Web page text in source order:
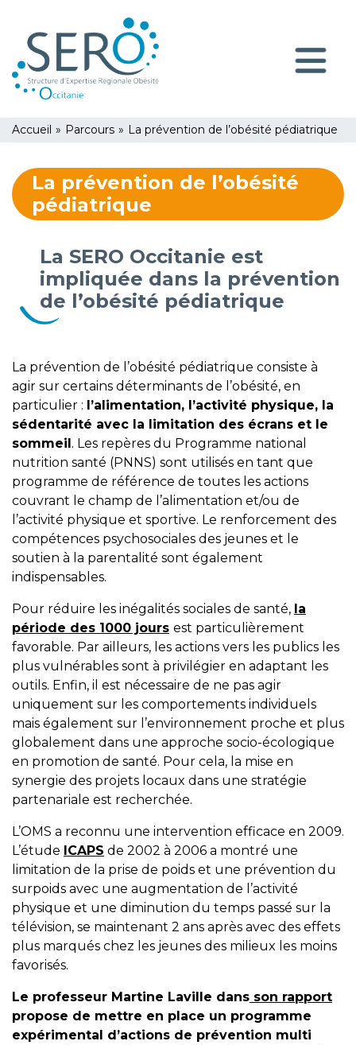
contenu
principal
principale
You
here
Accueil » Parcours » La prévention de l’obésité pédiatrique
La prévention de l’obésité
pédiatrique
La SERO Occitanie est
impliquée dans la prévention
de l’obésité pédiatrique
La prévention de l’obésité pédiatrique consiste à
agir sur certains déterminants de l’obésité, en
particulier : l’alimentation, l’activité physique, la
sédentarité avec la limitation des écrans et le
sommeil. Les repères du Programme national
nutrition santé (PNNS) sont utilisés en tant que
programme de référence de toutes les actions
couvrant le champ de l’alimentation et/ou de
l’activité physique et sportive. Le renforcement des
compétences psychosociales des jeunes et le
soutien à la parentalité sont également
indispensables.
Pour réduire les inégalités sociales de santé, la
période des 1000 jours est particulièrement
favorable. Par ailleurs, les actions vers les publics les
plus vulnérables sont à privilégier en adaptant les
outils. Enfin, il est nécessaire de ne pas agir
uniquement sur les comportements individuels
mais également sur l’environnement proche et plus
globalement dans une approche socio-écologique
en promotion de santé. Pour cela, la mise en
synergie des projets locaux dans une stratégie
partenariale est recherchée.
L’OMS a reconnu une intervention efficace en 2009.
L’étude ICAPS de 2002 à 2006 a montré une
limitation de la prise de poids et une prévention du
surpoids avec une augmentation de l’activité
physique et une diminution du temps passé sur la
télévision, se maintenant 2 ans après avec des effets
plus marqués chez les jeunes des milieux les moins
favorisés.
Le professeur Martine Laville dans son rapport
propose de mettre en place un programme
expérimental d’actions de prévention multi